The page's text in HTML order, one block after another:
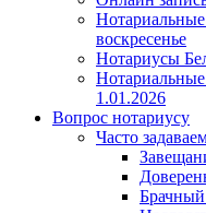
воскресенье
Нотариусы
1.01.2026
Вопрос нотариусу
Часто